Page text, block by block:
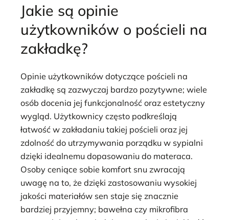
Jakie są opinie
użytkowników o pościeli na
zakładkę?
Opinie użytkowników dotyczące pościeli na
zakładkę są zazwyczaj bardzo pozytywne; wiele
osób docenia jej funkcjonalność oraz estetyczny
wygląd. Użytkownicy często podkreślają
łatwość w zakładaniu takiej pościeli oraz jej
zdolność do utrzymywania porządku w sypialni
dzięki idealnemu dopasowaniu do materaca.
Osoby ceniące sobie komfort snu zwracają
uwagę na to, że dzięki zastosowaniu wysokiej
jakości materiałów sen staje się znacznie
bardziej przyjemny; bawełna czy mikrofibra